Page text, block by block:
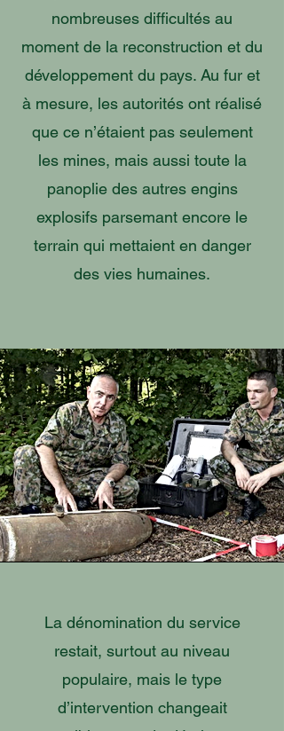
nombreuses difficultés au
moment de la reconstruction et du
développement du pays. Au fur et
à mesure, les autorités ont réalisé
que ce n’étaient pas seulement
les mines, mais aussi toute la
panoplie des autres engins
explosifs parsemant encore le
terrain qui mettaient en danger
des vies humaines.
La dénomination du service
restait, surtout au niveau
populaire, mais le type
d’intervention changeait